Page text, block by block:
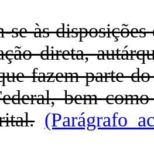
se às
direta,
fazem parte
bem como
(Parágrafo